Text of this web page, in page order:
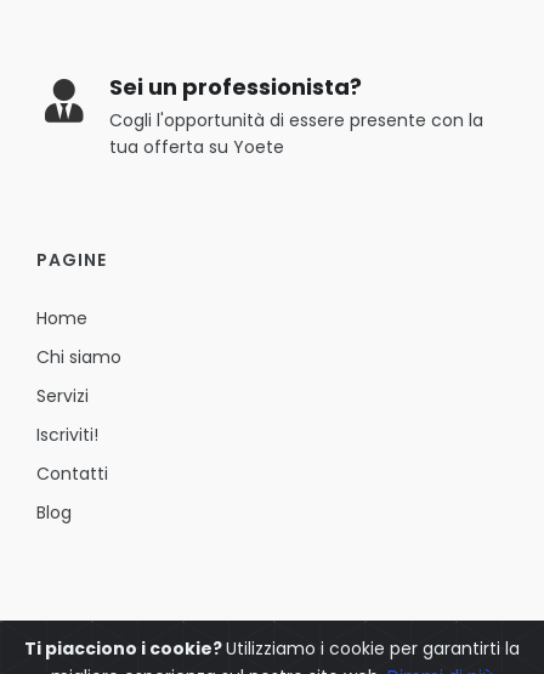
Sei un professionista?
Cogli l'opportunità di essere presente con la
tua offerta su Yoete
PAGINE
Home
Chi siamo
Servizi
Iscriviti!
Contatti
Blog
Ti piacciono i cookie?Utilizziamo i cookie per garantirti la